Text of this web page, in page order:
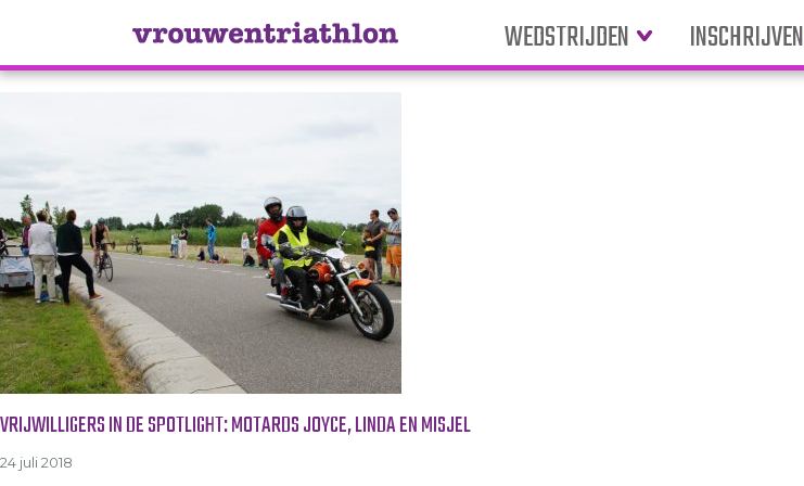
WEDSTRIJDEN INSCHRIJVEN
Tag Archive: motards
VRIJWILLIGERS IN DE SPOTLIGHT: MOTARDS JOYCE, LINDA EN MISJEL
24 juli 2018